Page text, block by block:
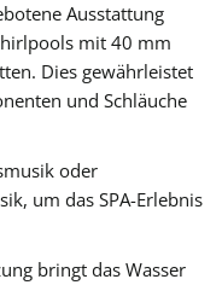
Ausstattung
mit 40 mm
Dies gewährleistet
und Schläuche
oder
um das SPA-Erlebnis
bringt das Wasser